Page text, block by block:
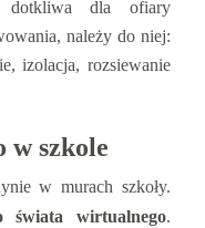
dotkliwa dla ofiary
należy do niej:
izolacja, rozsiewanie
szkole
w murach szkoły.
świata wirtualnego.